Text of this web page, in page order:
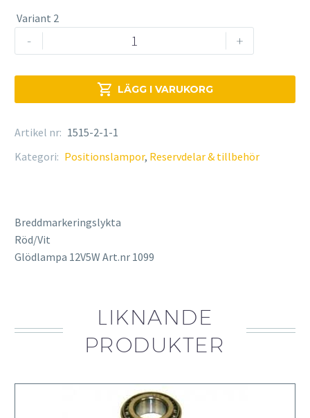
Variant 2
-
Positionslampa
mängd
+
 LÄGG I VARUKORG
Artikel nr: 1515-2-1-1
Kategori: Positionslampor, Reservdelar & tillbehör
Breddmarkeringslykta
Röd/Vit
Glödlampa 12V5W Art.nr 1099
LIKNANDE
PRODUKTER